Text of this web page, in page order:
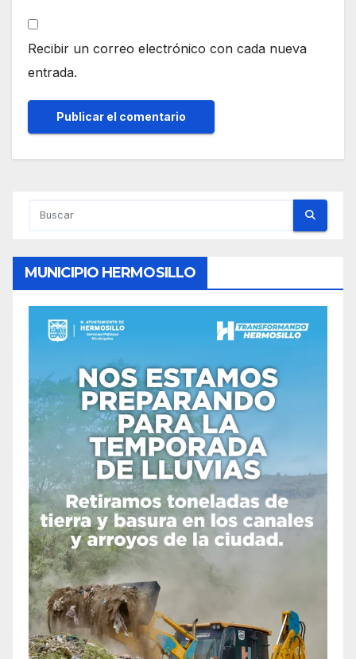
Recibir un correo electrónico con cada nueva
entrada.
MUNICIPIO HERMOSILLO